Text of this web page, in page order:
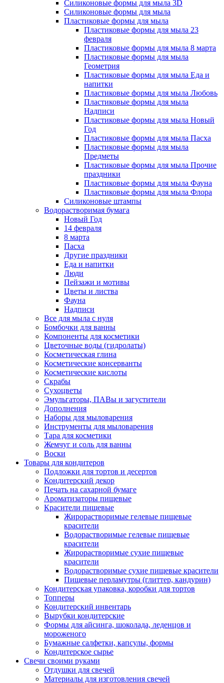
Силиконовые формы для мыла 3D
Силиконовые формы для мыла
Пластиковые формы для мыла
Пластиковые формы для мыла 23
февраля
Пластиковые формы для мыла 8 марта
Пластиковые формы для мыла
Геометрия
Пластиковые формы для мыла Еда и
напитки
Пластиковые формы для мыла Любовь
Пластиковые формы для мыла
Надписи
Пластиковые формы для мыла Новый
Год
Пластиковые формы для мыла Пасха
Пластиковые формы для мыла
Предметы
Пластиковые формы для мыла Прочие
праздники
Пластиковые формы для мыла Фауна
Пластиковые формы для мыла Флора
Силиконовые штампы
Водорастворимая бумага
Новый Год
14 февраля
8 марта
Пасха
Другие праздники
Еда и напитки
Люди
Пейзажи и мотивы
Цветы и листва
Фауна
Надписи
Все для мыла с нуля
Бомбочки для ванны
Компоненты для косметики
Цветочные воды (гидролаты)
Косметическая глина
Косметические консерванты
Косметические кислоты
Скрабы
Сухоцветы
Эмульгаторы, ПАВы и загустители
Дополнения
Наборы для мыловарения
Инструменты для мыловарения
Тара для косметики
Жемчуг и соль для ванны
Воски
Товары для кондитеров
Подложки для тортов и десертов
Кондитерский декор
Печать на сахарной бумаге
Ароматизаторы пищевые
Красители пищевые
Жирорастворимые гелевые пищевые
красители
Водорастворимые гелевые пищевые
красители
Жирорастворимые сухие пищевые
красители
Водорастворимые сухие пищевые красители
Пищевые перламутры (глиттер, кандурин)
Кондитерская упаковка, коробки для тортов
Топперы
Кондитерский инвентарь
Вырубки кондитерские
Формы для айсинга, шоколада, леденцов и
мороженого
Бумажные салфетки, капсулы, формы
Кондитерское сырье
Свечи своими руками
Отдушки для свечей
Материалы для изготовления свечей